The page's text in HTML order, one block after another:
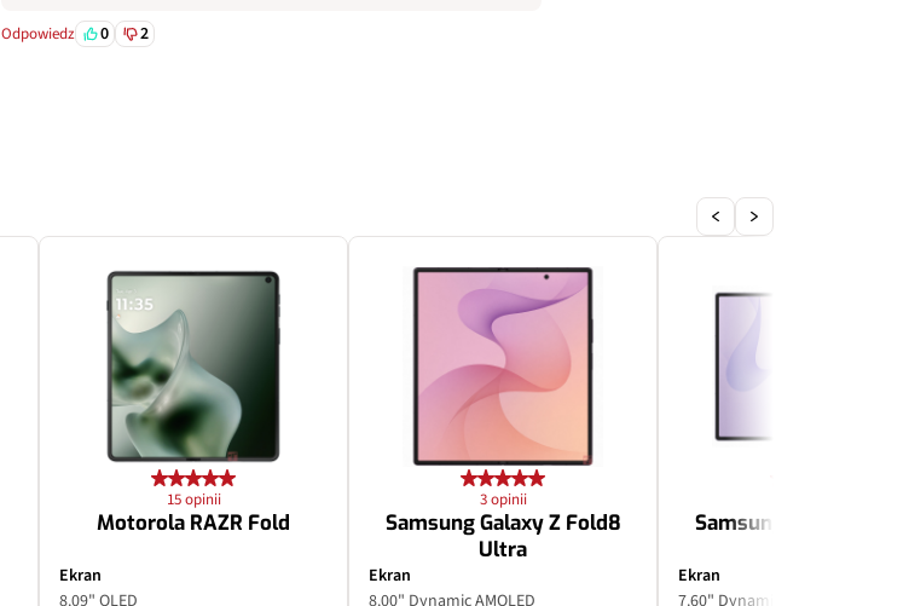
f/2.2
Aparat makro
2 Mpix
f/2.4
Odpowiedz 0 2
15 opinii
Motorola RAZR Fold
Ekran
8.09" OLED
3 opinii
Samsung Galaxy Z Fold8
Ultra
Ekran
8.00" Dynamic AMOLED
Samsung Galaxy Z
Ekran
7.60" Dynamic AMOLED